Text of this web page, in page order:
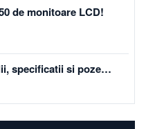
de monitoare LCD!
specificatii si poze…